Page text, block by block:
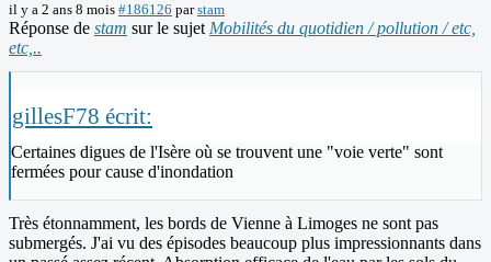
il y a 2 ans 8 mois #186126 parstam
Réponse de stam sur le sujet Mobilités du quotidien / pollution / etc,
etc,..
gillesF78 écrit:
Certaines digues de l'Isère où se trouvent une "voie verte" sont
fermées pour cause d'inondation
Très étonnamment, les bords de Vienne à Limoges ne sont pas
submergés. J'ai vu des épisodes beaucoup plus impressionnants dans